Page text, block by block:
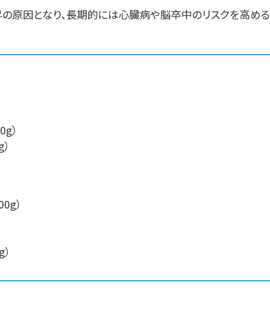
原因となり、長期的には心臓病や脳卒中のリスクを高める
）
）